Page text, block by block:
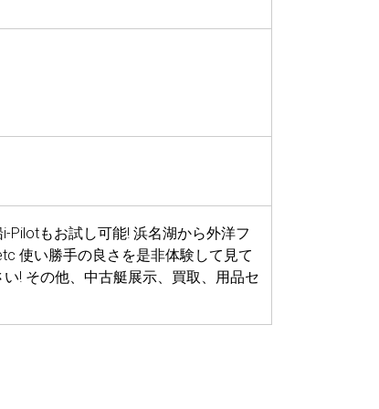
Pilotもお試し可能! 浜名湖から外洋フ
使い勝手の良さを是非体験して見て
! その他、中古艇展示、買取、用品セ